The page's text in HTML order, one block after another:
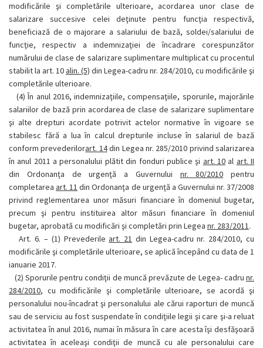
modificările şi completările ulterioare, acordarea unor clase de
salarizare succesive celei deţinute pentru funcţia respectivă,
beneficiază de o majorare a salariului de bază, soldei/salariului de
funcţie, respectiv a indemnizaţiei de încadrare corespunzător
numărului de clase de salarizare suplimentare multiplicat cu procentul
stabilit la art. 10alin. (5) din Legea-cadru nr. 284/2010, cu modificările şi
completările ulterioare.
(4) În anul 2016, indemnizaţiile, compensaţiile, sporurile, majorările
salariilor de bază prin acordarea de clase de salarizare suplimentare
şi alte drepturi acordate potrivit actelor normative în vigoare se
stabilesc fără a lua în calcul drepturile incluse în salariul de bază
conform prevederilorart. 14din Legea nr. 285/2010 privind salarizarea
în anul 2011 a personalului plătit din fonduri publice şi art. 10al art. II
din Ordonanţa de urgenţă a Guvernului nr. 80/2010 pentru
completareaart. 11 din Ordonanţa de urgenţă a Guvernului nr. 37/2008
privind reglementarea unor măsuri financiare în domeniul bugetar,
precum şi pentru instituirea altor măsuri financiare în domeniul
bugetar, aprobată cu modificări şi completări prin Legea nr. 283/2011.
Art. 6. – (1) Prevederileart. 21 din Legea-cadru nr. 284/2010, cu
modificările şi completările ulterioare, se aplică începând cu data de 1
ianuarie 2017.
(2) Sporurile pentru condiţii de muncă prevăzute de Legea- cadrunr.
284/2010, cu modificările şi completările ulterioare, se acordă şi
personalului nou-încadrat şi personalului ale cărui raporturi de muncă
sau de serviciu au fost suspendate în condiţiile legii şi care şi-a reluat
activitatea în anul 2016, numai în măsura în care acesta îşi desfăşoară
activitatea în aceleaşi condiţii de muncă cu ale personalului care